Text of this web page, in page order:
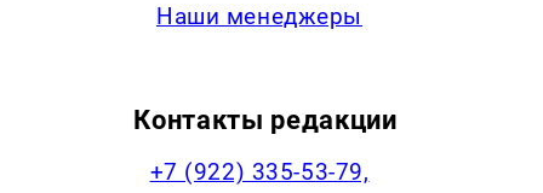
Наши менеджеры
Контакты редакции
+7 (922) 335-53-79,